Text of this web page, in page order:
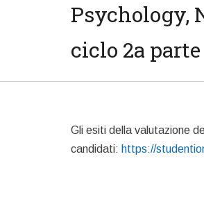
Psychology,
ciclo 2a parte
Gli esiti della valutazione
candidati: https://